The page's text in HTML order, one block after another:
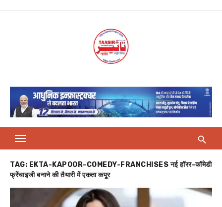
TAG: EKTA-KAPOOR-COMEDY-FRANCHISES नई हॉरर-कॉमेडी
फ्रेंचाइजी बनाने की तैयारी में एकता कपूर